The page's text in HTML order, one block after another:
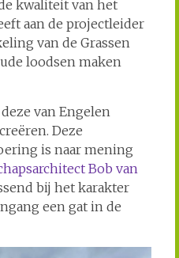
kwaliteit van het
aan de projectleider
van de Grassen
loodsen maken
van Engelen
Deze
is naar mening
Bob van
bij het karakter
een gat in de